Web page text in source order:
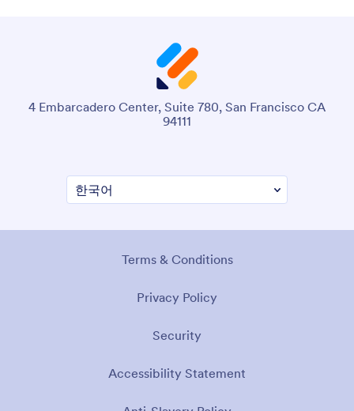
4 Embarcadero Center, Suite 780, San Francisco CA
94111
Terms & Conditions
Privacy Policy
Security
Accessibility Statement